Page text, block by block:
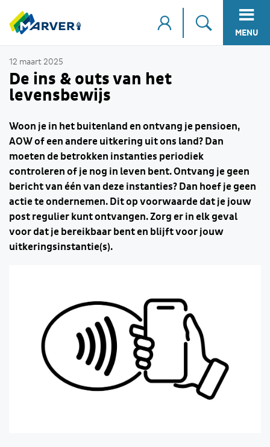
MENU
12 maart 2025
De ins & outs van het
levensbewijs
Woon je in het buitenland en ontvang je pensioen,
AOW of een andere uitkering uit ons land? Dan
moeten de betrokken instanties periodiek
controleren of je nog in leven bent. Ontvang je geen
bericht van één van deze instanties? Dan hoef je geen
actie te ondernemen. Dit op voorwaarde dat je jouw
post regulier kunt ontvangen. Zorg er in elk geval
voor dat je bereikbaar bent en blijft voor jouw
uitkeringsinstantie(s).